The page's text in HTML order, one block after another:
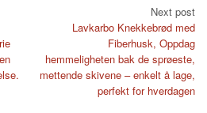
Next post
Lavkarbo Knekkebrød med
Fiberhusk, Oppdag
hemmeligheten bak de sprøeste,
mettende skivene – enkelt å lage,
perfekt for hverdagen